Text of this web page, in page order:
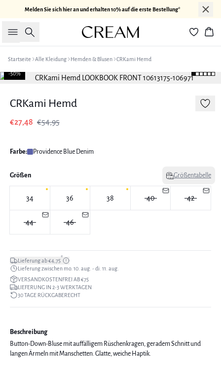
Melden Sie sich hier an und erhalten 10% auf die erste Bestellung*
Suche
Startseite Alle Kleidung Hemden & Blusen CRKami Hemd
-50%
CRKami Hemd
€27,48 €54,95
Farbe: Providence Blue Denim
Größen Größentabelle
34 36 38 40 42
44 46
Lieferung ab €4,75*
Lieferung zwischen mo. 10. aug. - di. 11. aug.
VERSANDKOSTENFREI AB €75
LIEFERUNG IN 2-3 WERKTAGEN
30 TAGE RÜCKGABERECHT
Beschreibung
Button-Down-Bluse mit auffälligem Rüschenkragen, geradem Schnitt und
langen Ärmeln mit Manschetten. Glatte, weiche Haptik.